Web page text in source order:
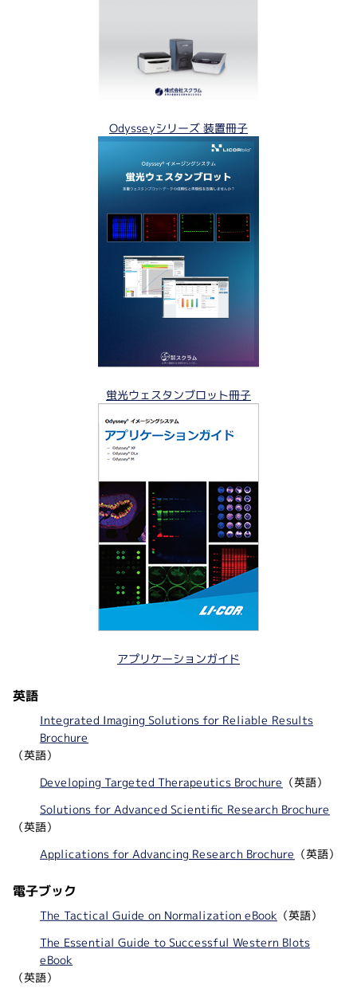
Odysseyシリーズ 装置冊子
蛍光ウェスタンブロット冊子
アプリケーションガイド
英語
Integrated Imaging Solutions for Reliable Results
Brochure
（英語）
Developing Targeted Therapeutics Brochure （英語）
Solutions for Advanced Scientific Research Brochure
（英語）
Applications for Advancing Research Brochure （英語）
電子ブック
The Tactical Guide on Normalization eBook （英語）
The Essential Guide to Successful Western Blots
eBook
（英語）